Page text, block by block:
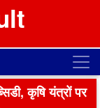
कृषि यंत्रों पर